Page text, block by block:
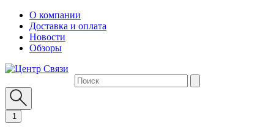
О компании
Доставка и оплата
Новости
Обзоры
1